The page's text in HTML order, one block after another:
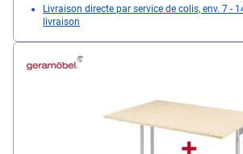
Livraison directe par service de colis, env. 7 -
livraison